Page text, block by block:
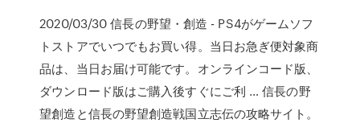
2020/03/30 信長の野望・創造 - PS4がゲームソフ
トストアでいつでもお買い得。当日お急ぎ便対象商
品は、当日お届け可能です。オンラインコード版、
ダウンロード版はご購入後すぐにご利 … 信長の野
望創造と信長の野望創造戦国立志伝の攻略サイト。